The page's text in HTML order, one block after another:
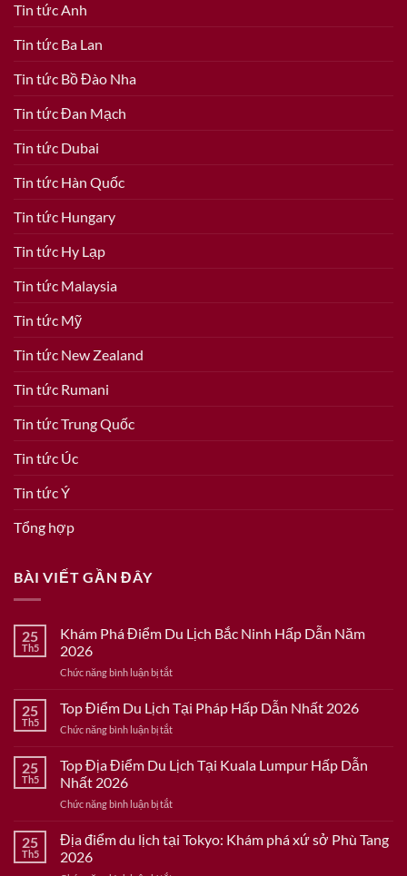
Tin tức Anh
Tin tức Ba Lan
Tin tức Bồ Đào Nha
Tin tức Đan Mạch
Tin tức Dubai
Tin tức Hàn Quốc
Tin tức Hungary
Tin tức Hy Lạp
Tin tức Malaysia
Tin tức Mỹ
Tin tức New Zealand
Tin tức Rumani
Tin tức Trung Quốc
Tin tức Úc
Tin tức Ý
Tổng hợp
BÀI VIẾT GẦN ĐÂY
25
Th5
Khám Phá Điểm Du Lịch Bắc Ninh Hấp Dẫn Năm
2026
Chức năng bình luận bị tắtở
Phá
Điểm
Du
Bắc
Dẫn
2026
25
Th5
Top Điểm Du Lịch Tại Pháp Hấp Dẫn Nhất 2026
Chức năng bình luận bị tắtở
Điểm
Du
Tại
Hấp
25
Th5
Top Địa Điểm Du Lịch Tại Kuala Lumpur Hấp Dẫn
Nhất 2026
Chức năng bình luận bị tắtở
Địa
Điểm
25
Th5
Địa điểm du lịch tại Tokyo: Khám phá xứ sở Phù Tang
2026